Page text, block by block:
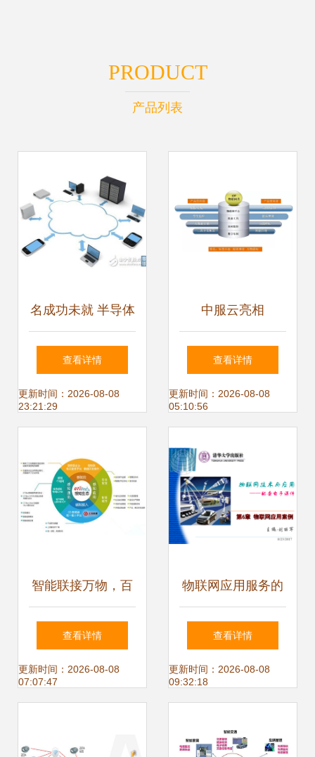
PRODUCT
产品列表
名成功未就 半导体
巨头逐鹿物联网市
场的隐忧与图谋
查看详情
更新时间：2026-08-08
23:21:29
中服云亮相
IOTE2021深圳物
联网应用服务展，
型
查看详情
更新时间：2026-08-08
05:10:56
智能联接万物，百
家竞放新篇 解构智
能物联网应用的未
查看详情
更新时间：2026-08-08
07:07:47
物联网应用服务的
实践与展望 基于电
子课件案例的分析
查看详情
更新时间：2026-08-08
09:32:18